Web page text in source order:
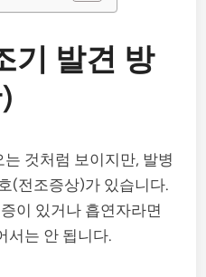
기 발견 방
것처럼 보이지만, 발병
(전조증상)가 있습니다.
이 있거나 흡연자라면
서는 안 됩니다.